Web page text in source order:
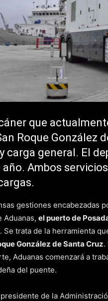
que
Roque González
carga general. El
Ambos
gestiones encabezadas
Aduanas, el puerto de
Se trata de la herramienta
González de Santa Cruz.
Aduanas comenzará a
del puente.
de la